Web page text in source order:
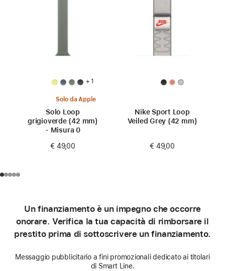
+ 1
Solo da Apple
Solo Loop
grigioverde (42 mm)
- Misura 0
€ 49,00
Nike Sport Loop
Veiled Grey (42 mm)
€ 49,00
Un finanziamento è un impegno che occorre
onorare. Verifica la tua capacità di rimborsare il
prestito prima di sottoscrivere un finanziamento.
Messaggio pubblicitario a fini promozionali dedicato ai titolari
di Smart Line.